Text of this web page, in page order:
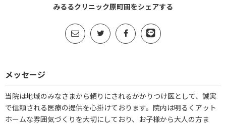
みるるクリニック原町田をシェアする
メッセージ
当院は地域のみなさまから頼りにされるかかりつけ医として、誠実
で信頼される医療の提供を心掛けております。院内は明るくアット
ホームな雰囲気づくりを大切にしており、お子様から大人の方ま